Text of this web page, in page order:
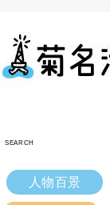
SEARCH
人物百景